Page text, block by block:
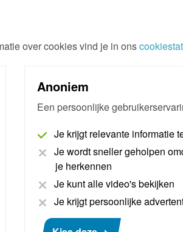
over cookies vind je in ons
Anoniem
Een persoonlijke
Je krijgt relevante informatie
Je wordt sneller geholpen
je herkennen
Je kunt alle video's bekijken
Je krijgt persoonlijke
is
gevraagd de volgende foto’s